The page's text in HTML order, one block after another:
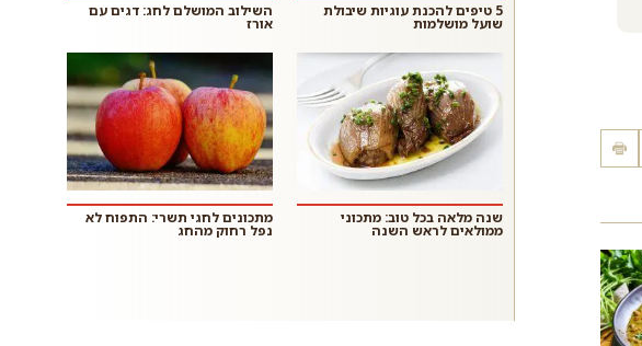
5 טיפים להכנת עוגיות שיבולת
שועל מושלמות
השילוב המושלם לחג: דגים עם
אורז
שנה מלאה בכל טוב: מתכוני
ממולאים לראש השנה
מתכונים לחגי תשרי: התפוח לא
נפל רחוק מהחג